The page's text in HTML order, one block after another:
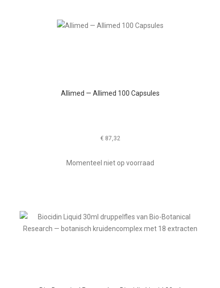
Allimed — Allimed 100 Capsules
€87,32
Momenteel niet op voorraad